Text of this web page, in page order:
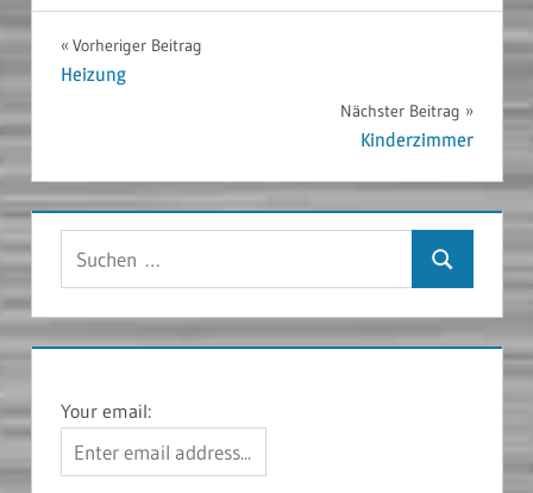
Beitragsnavigation
Vorheriger Beitrag
Heizung
Nächster Beitrag
Kinderzimmer
Suchen
Your email: